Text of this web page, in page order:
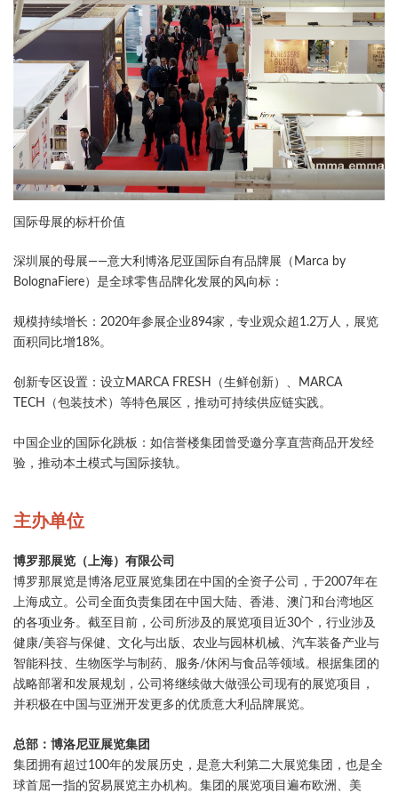
国际母展的标杆价值​
深圳展的母展——意大利博洛尼亚国际自有品牌展​（Marca by
BolognaFiere）是全球零售品牌化发展的风向标：
​规模持续增长​：2020年参展企业894家，专业观众超1.2万人，展览
面积同比增18%。
​创新专区设置​：设立MARCA FRESH（生鲜创新）、MARCA
TECH（包装技术）等特色展区，推动可持续供应链实践。
​中国企业的国际化跳板​：如信誉楼集团曾受邀分享直营商品开发经
验，推动本土模式与国际接轨。
主办单位
博罗那展览（上海）有限公司
博罗那展览是博洛尼亚展览集团在中国的全资子公司，于2007年在
上海成立。公司全面负责集团在中国大陆、香港、澳门和台湾地区
的各项业务。截至目前，公司所涉及的展览项目近30个，行业涉及
健康/美容与保健、文化与出版、农业与园林机械、汽车装备产业与
智能科技、生物医学与制药、服务/休闲与食品等领域。根据集团的
战略部署和发展规划，公司将继续做大做强公司现有的展览项目，
并积极在中国与亚洲开发更多的优质意大利品牌展览。
总部：博洛尼亚展览集团
集团拥有超过100年的发展历史，是意大利第二大展览集团，也是全
球首屈一指的贸易展览主办机构。集团的展览项目遍布欧洲、美